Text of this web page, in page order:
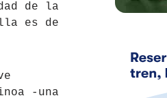
de la
es de
-una